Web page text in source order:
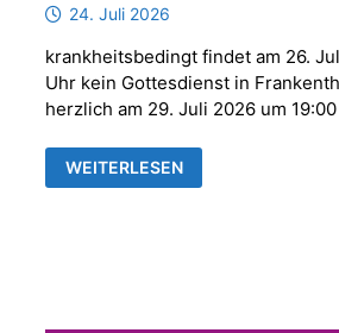
24. Juli 2026
krankheitsbedingt findet am 26.
Uhr kein Gottesdienst in
herzlich am 29. Juli 2026 um
AM
26.07.2026
KEIN
WEITERLESEN